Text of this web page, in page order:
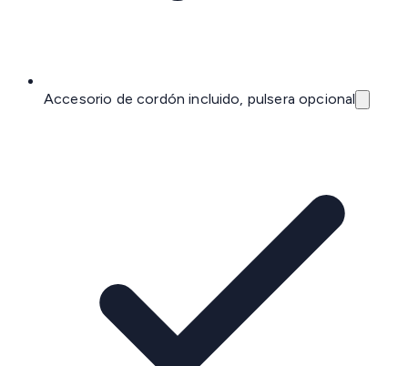
Accesorio de cordón incluido, pulsera opcional